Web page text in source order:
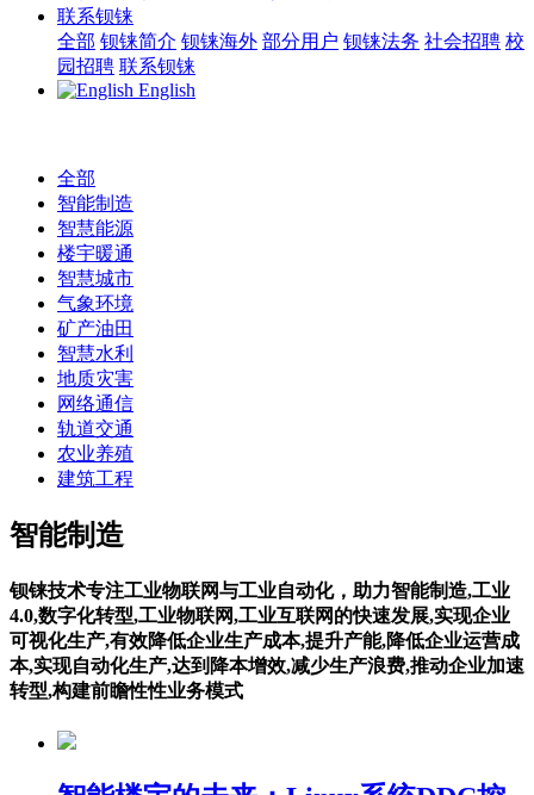
联系钡铼
全部 钡铼简介 钡铼海外 部分用户 钡铼法务 社会招聘 校
园招聘 联系钡铼
English
全部
智能制造
智慧能源
楼宇暖通
智慧城市
气象环境
矿产油田
智慧水利
地质灾害
网络通信
轨道交通
农业养殖
建筑工程
智能制造
钡铼技术专注工业物联网与工业自动化，助力智能制造,工业
4.0,数字化转型,工业物联网,工业互联网的快速发展,实现企业
可视化生产,有效降低企业生产成本,提升产能,降低企业运营成
本,实现自动化生产,达到降本增效,减少生产浪费,推动企业加速
转型,构建前瞻性性业务模式